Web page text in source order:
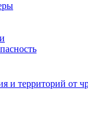
и территорий от